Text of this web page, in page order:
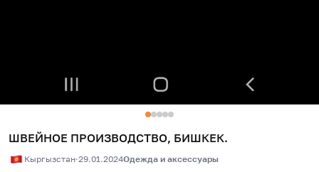
ШВЕЙНОЕ ПРОИЗВОДСТВО, БИШКЕК.
Кыргызстан·29.01.2024Одежда и аксессуары